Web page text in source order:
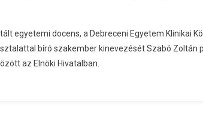
egyetemi docens, a Debreceni Egyetem Klinikai
bíró szakember kinevezését Szabó Zoltán
az Elnöki Hivatalban.